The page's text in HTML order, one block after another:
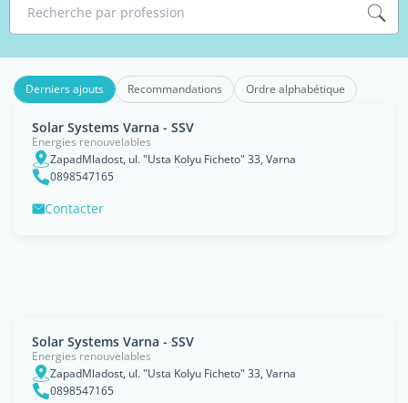
Recherche par profession
Derniers ajouts Recommandations Ordre alphabétique
Solar Systems Varna - SSV
Energies renouvelables
ZapadMladost, ul. "Usta Kolyu Ficheto" 33, Varna
0898547165
Contacter
Solar Systems Varna - SSV
Energies renouvelables
ZapadMladost, ul. "Usta Kolyu Ficheto" 33, Varna
0898547165